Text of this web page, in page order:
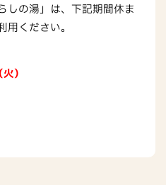
しの湯」は、下記期間休ま
ください。
）